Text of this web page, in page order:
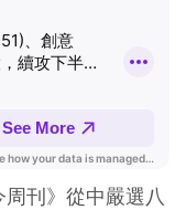
刊》從中嚴選八